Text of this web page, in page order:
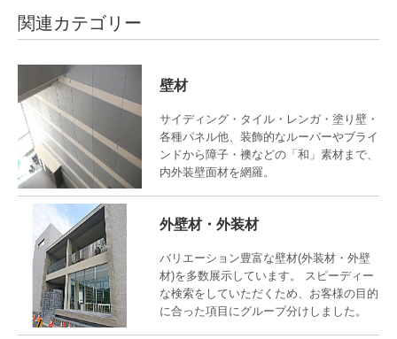
関連カテゴリー
壁材
サイディング・タイル・レンガ・塗り壁・
各種パネル他、装飾的なルーバーやブライ
ンドから障子・襖などの「和」素材まで、
内外装壁面材を網羅。
外壁材・外装材
バリエーション豊富な壁材(外装材・外壁
材)を多数展示しています。 スピーディー
な検索をしていただくため、お客様の目的
に合った項目にグループ分けしました。